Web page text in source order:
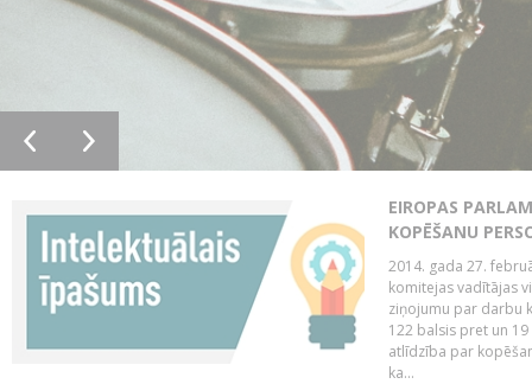
EIROPAS
KOPĒŠANU
2014. gada 27.
komitejas vadītājas
ziņojumu par darbu
122 balsis pret un
atlīdzība par
ka...